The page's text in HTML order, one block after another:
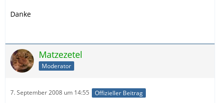
Danke
Matzezetel
Moderator
7. September 2008 um 14:55 Offizieller Beitrag